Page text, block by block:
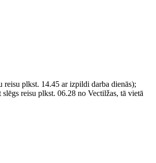
reisu plkst. 14.45 ar izpildi darba dienās);
reisu plkst. 06.28 no Vectilžas, tā vietā